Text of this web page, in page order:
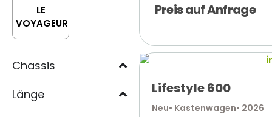
LE
VOYAGEUR
Chassis
Länge
Preis auf Anfrage
Lifestyle 600
Neu• Kastenwagen• 2026